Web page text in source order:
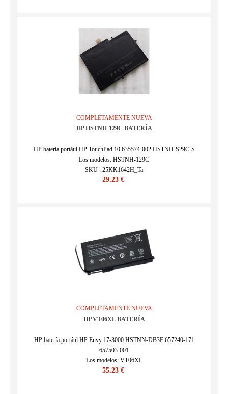
COMPLETAMENTE NUEVA
HP HSTNH-129C BATERÍA
HP batería portátil HP TouchPad 10 635574-002 HSTNH-S29C-S
Los modelos: HSTNH-129C
SKU : 25KK1642H_Ta
29.23 €
COMPLETAMENTE NUEVA
HP VT06XL BATERÍA
HP batería portátil HP Envy 17-3000 HSTNN-DB3F 657240-171
657503-001
Los modelos: VT06XL
SKU : 25BA0982L
55.23 €